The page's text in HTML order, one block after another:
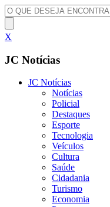
X
JC Notícias
JC Notícias
Notícias
Policial
Destaques
Esporte
Tecnologia
Veículos
Cultura
Saúde
Cidadania
Turismo
Economia